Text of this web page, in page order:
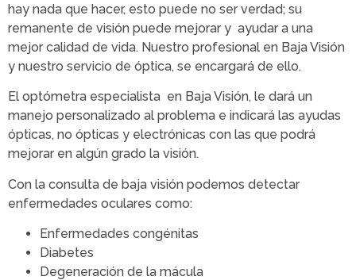
hay nada que hacer, esto puede no ser verdad; su
remanente de visión puede mejorar y ayudar a una
mejor calidad de vida. Nuestro profesional en Baja Visión
y nuestro servicio de óptica, se encargará de ello.
El optómetra especialista en Baja Visión, le dará un
manejo personalizado al problema e indicará las ayudas
ópticas, no ópticas y electrónicas con las que podrá
mejorar en algún grado la visión.
Con la consulta de baja visión podemos detectar
enfermedades oculares como:
Enfermedades congénitas
Diabetes
Degeneración de la mácula